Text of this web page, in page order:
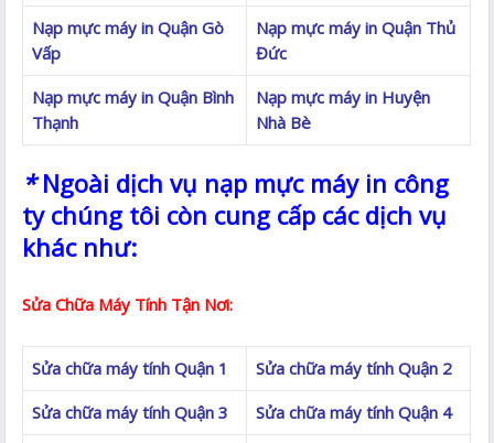
Nạp mực máy in Quận Gò
Vấp
Nạp mực máy in Quận Thủ
Đức
Nạp mực máy in Quận Bình
Thạnh
Nạp mực máy in Huyện
Nhà Bè
*Ngoài dịch vụ nạp mực máy in công
ty chúng tôi còn cung cấp các dịch vụ
khác như:
Sửa Chữa Máy Tính Tận Nơi:
Sửa chữa máy tính Quận 1
Sửa chữa máy tính Quận 2
Sửa chữa máy tính Quận 3
Sửa chữa máy tính Quận 4